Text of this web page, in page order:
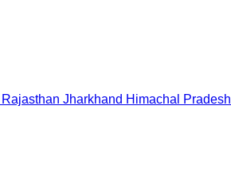
Rajasthan Jharkhand Himachal Pradesh